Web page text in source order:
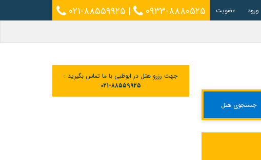
۰۲۱-۸۸۵۵۹۹۲۵ | ۰۹۳۳-۸۸۸۰۵۲۵ ورود عضویت
جستجوی هتل
جهت رزرو هتل در ابوظبی با ما تماس بگیرید :
۰۲۱-۸۸۵۵۹۹۲۵